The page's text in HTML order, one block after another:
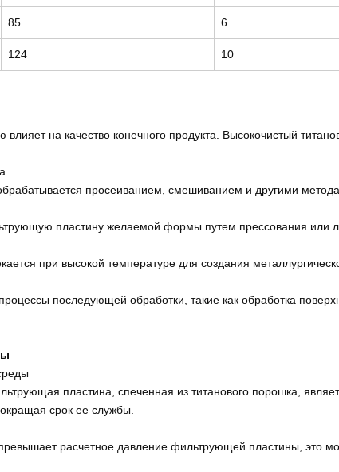
85 6
124 10
влияет на качество конечного продукта. Высокочистый
просеиванием, смешиванием и другими
пластину желаемой формы путем прессования или
при высокой температуре для создания
последующей обработки, такие как обработка
пластина, спеченная из титанового порошка,
срок ее службы.
расчетное давление фильтрующей пластины, это